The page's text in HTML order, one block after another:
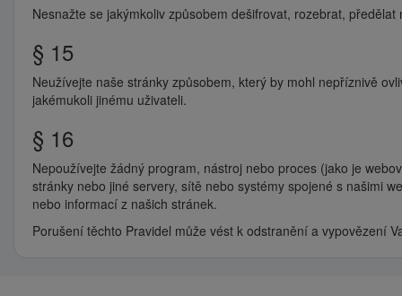
Nesnažte se jakýmkoliv způsobem dešifrovat, rozebrat,
§ 15
Neužívejte naše stránky způsobem, který by mohl nepříznivě
jakémukoli jinému uživateli.
§ 16
Nepoužívejte žádný program, nástroj nebo proces (jako je
stránky nebo jiné servery, sítě nebo systémy spojené s našimi
nebo informací z našich stránek.
Porušení těchto Pravidel může vést k odstranění a vypovězení